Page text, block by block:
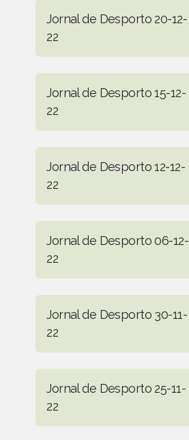
Jornal de Desporto 20-12-
22
Jornal de Desporto 15-12-
22
Jornal de Desporto 12-12-
22
Jornal de Desporto 06-12-
22
Jornal de Desporto 30-11-
22
Jornal de Desporto 25-11-
22